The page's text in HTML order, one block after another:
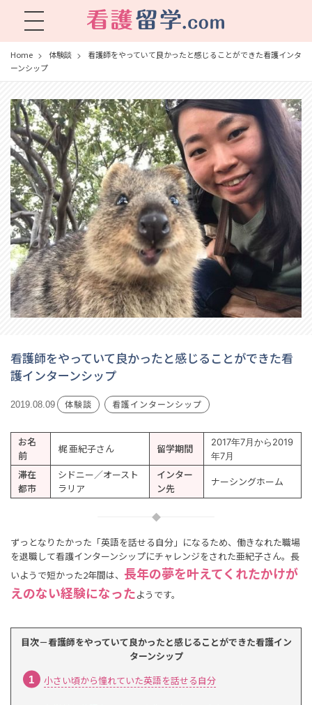
看護留学.com
World Avenueは海外就職、 永住を目指す看護留学をサポートします !
Home 体験談
看護師をやっていて良かったと感じることができた看護インタ
ーンシップ
看護師をやっていて良かったと感じることができた看
護インターンシップ
2019.08.09 体験談 看護インターンシップ
お名
前
梶 亜紀子さん 留学期間
2017年7月から2019
年7月
滞在
都市
シドニー／オースト
ラリア
インター
ン先
ナーシングホーム
ずっとなりたかった「英語を話せる自分」になるため、働きなれた職場
を退職して看護インターンシップにチャレンジをされた亜紀子さん。長
いようで短かった2年間は、 長年の夢を叶えてくれたかけが
えのない経験になったようです。
目次－看護師をやっていて良かったと感じることができた看護イン
ターンシップ
小さい頃から憧れていた英語を話せる自分